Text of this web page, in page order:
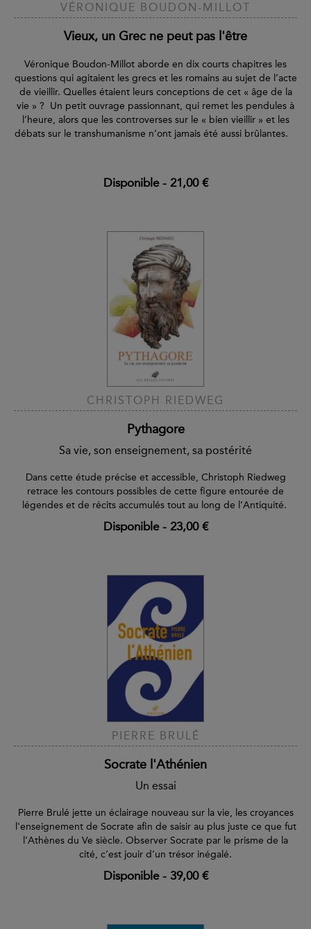
VÉRONIQUE BOUDON-MILLOT
Vieux, un Grec ne peut pas l'être
Véronique Boudon-Millot aborde en dix courts chapitres les
questions qui agitaient les grecs et les romains au sujet de l’acte
de vieillir. Quelles étaient leurs conceptions de cet « âge de la
vie » ? Un petit ouvrage passionnant, qui remet les pendules à
l’heure, alors que les controverses sur le « bien vieillir » et les
débats sur le transhumanisme n’ont jamais été aussi brûlantes.
Disponible- 21,00 €
CHRISTOPH RIEDWEG
Pythagore
Sa vie, son enseignement, sa postérité
Dans cette étude précise et accessible, Christoph Riedweg
retrace les contours possibles de cette figure entourée de
légendes et de récits accumulés tout au long de l’Antiquité.
Disponible- 23,00 €
PIERRE BRULÉ
Socrate l'Athénien
Un essai
Pierre Brulé jette un éclairage nouveau sur la vie, les croyances
l'enseignement de Socrate afin de saisir au plus juste ce que fut
l’Athènes du Ve siècle. Observer Socrate par le prisme de la
cité, c’est jouir d’un trésor inégalé.
Disponible- 39,00 €